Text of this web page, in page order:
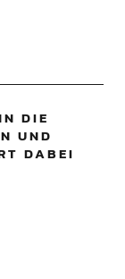
DIE
UND
DABEI